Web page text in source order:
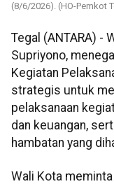
(8/6/2026). (HO-Pemkot
Tegal (ANTARA) -
Supriyono,
Kegiatan
strategis untuk
pelaksanaan
dan keuangan,
hambatan yang
Wali Kota